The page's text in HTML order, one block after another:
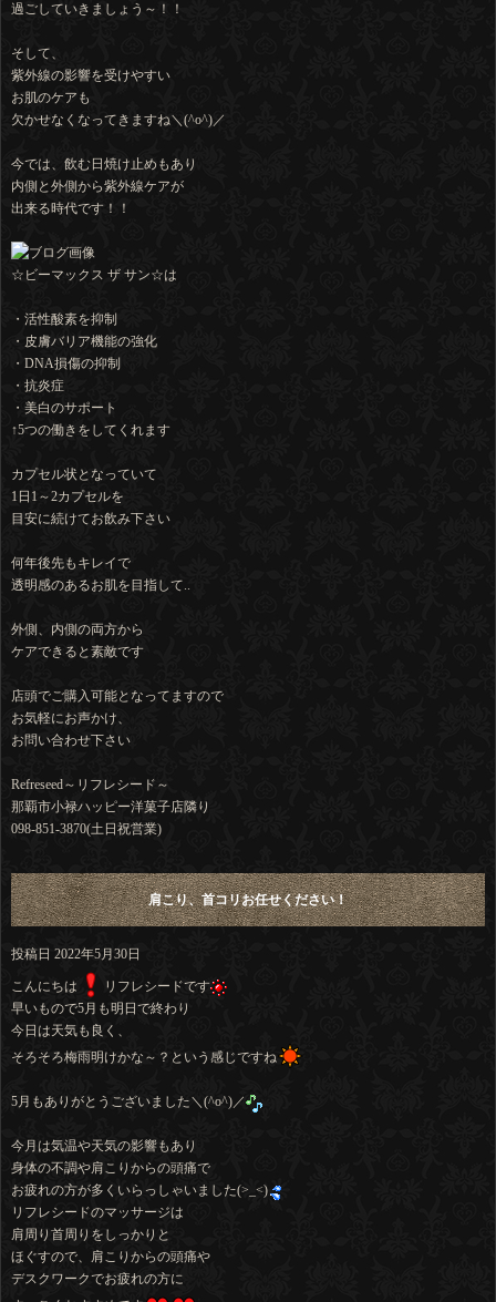
過ごしていきましょう～！！
そして、
紫外線の影響を受けやすい
お肌のケアも
欠かせなくなってきますね＼(^o^)／
今では、飲む日焼け止めもあり
内側と外側から紫外線ケアが
出来る時代です！！
☆ビーマックス ザ サン☆は
・活性酸素を抑制
・皮膚バリア機能の強化
・DNA損傷の抑制
・抗炎症
・美白のサポート
↑5つの働きをしてくれます
カプセル状となっていて
1日1～2カプセルを
目安に続けてお飲み下さい
何年後先もキレイで
透明感のあるお肌を目指して..
外側、内側の両方から
ケアできると素敵です
店頭でご購入可能となってますので
お気軽にお声かけ、
お問い合わせ下さい
Refreseed～リフレシード～
那覇市小禄ハッピー洋菓子店隣り
098-851-3870(土日祝営業)
肩こり、首コリお任せください！
投稿日 2022年5月30日
こんにちは
リフレシードです
早いもので5月も明日で終わり
今日は天気も良く、
そろそろ梅雨明けかな～？という感じですね
5月もありがとうございました＼(^o^)／
今月は気温や天気の影響もあり
身体の不調や肩こりからの頭痛で
お疲れの方が多くいらっしゃいました(>_<)
リフレシードのマッサージは
肩周り首周りをしっかりと
ほぐすので、肩こりからの頭痛や
デスクワークでお疲れの方に